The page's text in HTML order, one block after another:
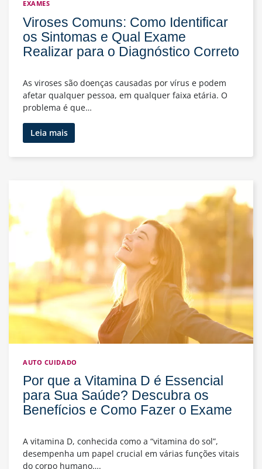
EXAMES
Viroses Comuns: Como Identificar
os Sintomas e Qual Exame
Realizar para o Diagnóstico Correto
As viroses são doenças causadas por vírus e podem
afetar qualquer pessoa, em qualquer faixa etária. O
problema é que…
Leia maisViroses
Comuns:
Como
Sintomas
e
Exame
Realizar
para
o
Diagnóstico
Correto
AUTO CUIDADO
Por que a Vitamina D é Essencial
para Sua Saúde? Descubra os
Benefícios e Como Fazer o Exame
A vitamina D, conhecida como a “vitamina do sol”,
desempenha um papel crucial em várias funções vitais
do corpo humano….